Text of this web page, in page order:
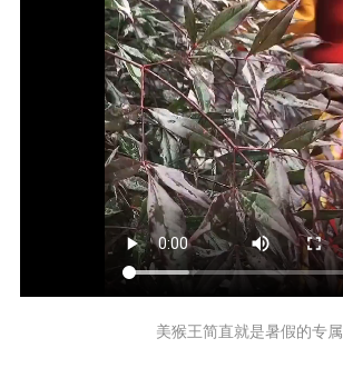
美猴王简直就是暑假的专属